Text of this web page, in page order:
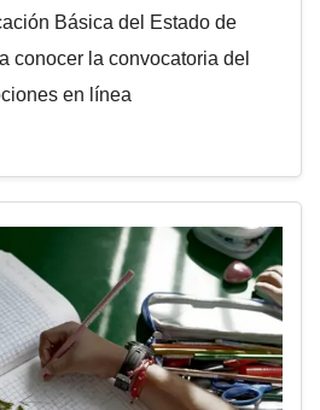
Básica del Estado de
conocer la convocatoria del
en línea